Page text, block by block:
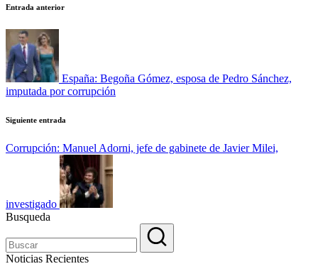
Navegación
de
entradas
Entrada anterior
España: Begoña Gómez, esposa de Pedro Sánchez,
imputada por corrupción
Siguiente entrada
Corrupción: Manuel Adorni, jefe de gabinete de Javier Milei,
investigado
Busqueda
Noticias Recientes